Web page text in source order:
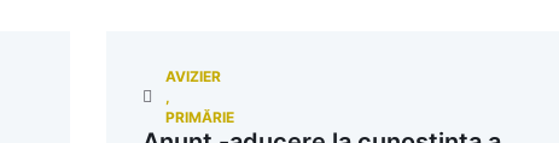
AVIZIER
,
PRIMĂRIE